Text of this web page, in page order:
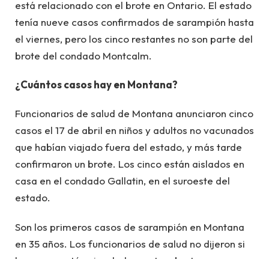
está relacionado con el brote en Ontario. El estado
tenía nueve casos confirmados de sarampión hasta
el viernes, pero los cinco restantes no son parte del
brote del condado Montcalm.
¿Cuántos casos hay en Montana?
Funcionarios de salud de Montana anunciaron cinco
casos el 17 de abril en niños y adultos no vacunados
que habían viajado fuera del estado, y más tarde
confirmaron un brote. Los cinco están aislados en
casa en el condado Gallatin, en el suroeste del
estado.
Son los primeros casos de sarampión en Montana
en 35 años. Los funcionarios de salud no dijeron si